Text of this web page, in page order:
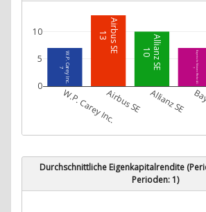
W.P. Carey Inc.
7
Airbus SE
13 Allianz SE
10 Bayerische Motoren Werke AG
W.P. Carey Inc.Airbus SE Allianz SE
0
5
10
Durchschnittliche Eigenkapitalrendite
Perioden: 1)